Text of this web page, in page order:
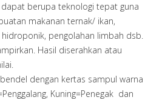
berupa teknologi tepat guna
makanan ternak/ ikan,
pengolahan limbah dsb.
Hasil diserahkan atau
dengan kertas sampul warna
Kuning=Penegak dan